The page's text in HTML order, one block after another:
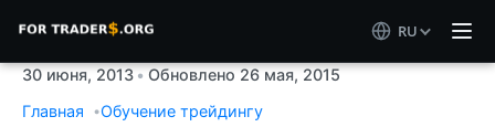
RU
30 июня, 2013 • Обновлено 26 мая, 2015
Главная
Обучение трейдингу